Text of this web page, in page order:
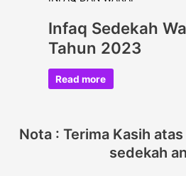
Infaq Sedekah
Tahun 2023
Read more
Nota : Terima Kasih
sedekah